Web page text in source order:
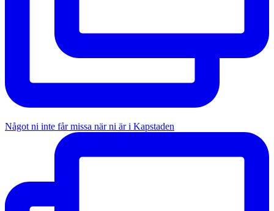
Något ni inte får missa när ni är i Kapstaden